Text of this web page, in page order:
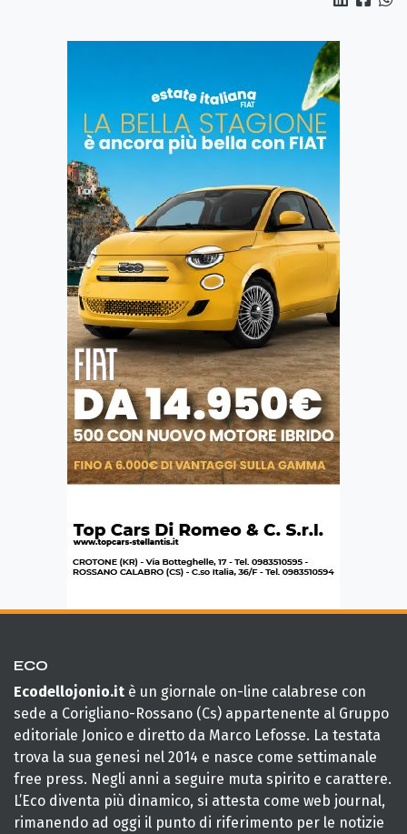
ECO
Ecodellojonio.it è un giornale on-line calabrese con
sede a Corigliano-Rossano (Cs) appartenente al Gruppo
editoriale Jonico e diretto da Marco Lefosse. La testata
trova la sua genesi nel 2014 e nasce come settimanale
free press. Negli anni a seguire muta spirito e carattere.
L’Eco diventa più dinamico, si attesta come web journal,
rimanendo ad oggi il punto di riferimento per le notizie